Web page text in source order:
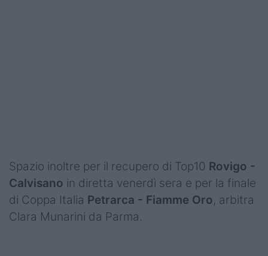
Spazio inoltre per il recupero di Top10 Rovigo -
Calvisano in diretta venerdì sera e per la finale
di Coppa Italia Petrarca - Fiamme Oro, arbitra
Clara Munarini da Parma.